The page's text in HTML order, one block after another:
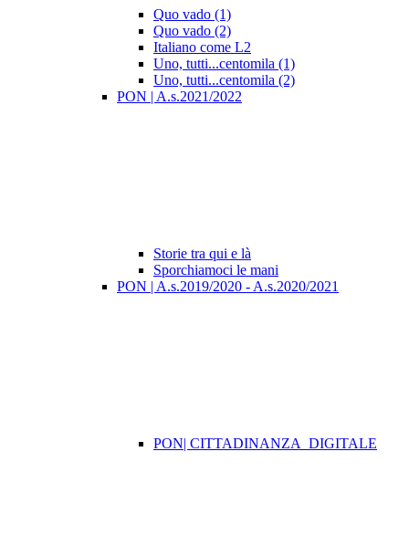
Quo vado (1)
Quo vado (2)
Italiano come L2
Uno, tutti...centomila (1)
Uno, tutti...centomila (2)
PON | A.s.2021/2022
Storie tra qui e là
Sporchiamoci le mani
PON | A.s.2019/2020 - A.s.2020/2021
PON| CITTADINANZA_DIGITALE